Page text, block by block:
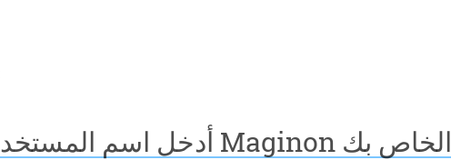
أدخل اسم المستخدم وكلمة المرور لراوتر Maginon الخاص بك